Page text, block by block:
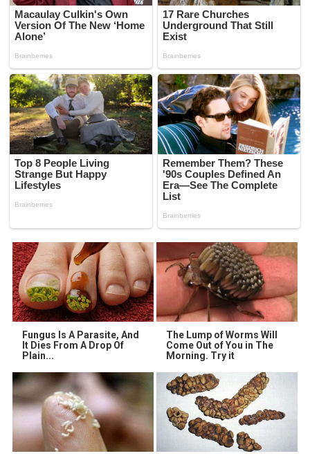
Fungus Is A Parasite, And
It Dies From A Drop Of
Plain...
The Lump of Worms Will
Come Out of You in The
Morning. Try it